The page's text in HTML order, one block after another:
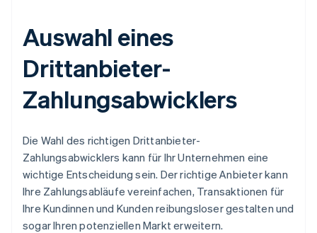
Auswahl eines
Drittanbieter-
Zahlungsabwicklers
Die Wahl des richtigen Drittanbieter-
Zahlungsabwicklers kann für Ihr Unternehmen eine
wichtige Entscheidung sein. Der richtige Anbieter kann
Ihre Zahlungsabläufe vereinfachen, Transaktionen für
Ihre Kundinnen und Kunden reibungsloser gestalten und
sogar Ihren potenziellen Markt erweitern.